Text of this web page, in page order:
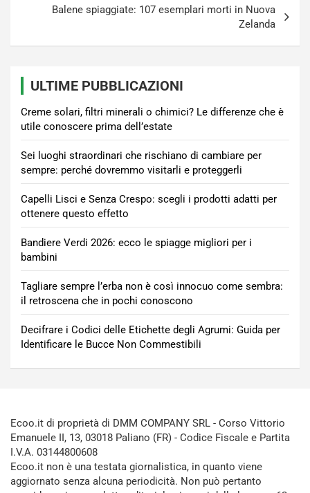
Balene spiaggiate: 107 esemplari morti in Nuova
Zelanda
ULTIME PUBBLICAZIONI
Creme solari, filtri minerali o chimici? Le differenze che è
utile conoscere prima dell’estate
Sei luoghi straordinari che rischiano di cambiare per
sempre: perché dovremmo visitarli e proteggerli
Capelli Lisci e Senza Crespo: scegli i prodotti adatti per
ottenere questo effetto
Bandiere Verdi 2026: ecco le spiagge migliori per i
bambini
Tagliare sempre l’erba non è così innocuo come sembra:
il retroscena che in pochi conoscono
Decifrare i Codici delle Etichette degli Agrumi: Guida per
Identificare le Bucce Non Commestibili
Ecoo.it di proprietà di DMM COMPANY SRL - Corso Vittorio
Emanuele II, 13, 03018 Paliano (FR) - Codice Fiscale e Partita
I.V.A. 03144800608
Ecoo.it non è una testata giornalistica, in quanto viene
aggiornato senza alcuna periodicità. Non può pertanto